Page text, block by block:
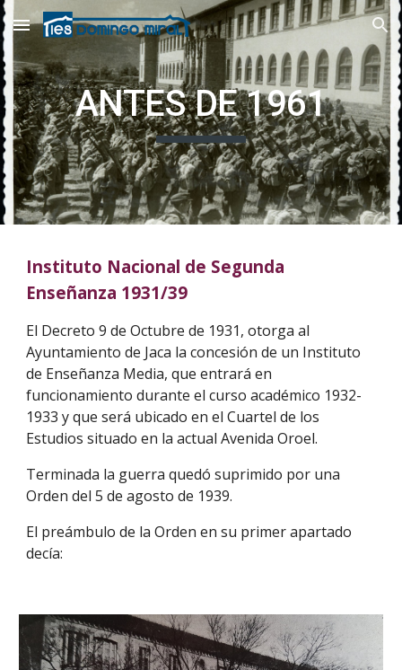
Skip to main content Skip to navigation
ANTES DE 1961
Instituto Nacional de Segunda
Enseñanza 1931/39
El Decreto 9 de Octubre de 1931, otorga al
Ayuntamiento de Jaca la concesión de un Instituto
de Enseñanza Media, que entrará en
funcionamiento durante el curso académico 1932-
1933 y que será ubicado en el Cuartel de los
Estudios situado en la actual Avenida Oroel.
Terminada la guerra quedó suprimido por una
Orden del 5 de agosto de 1939.
El preámbulo de la Orden en su primer apartado
decía: